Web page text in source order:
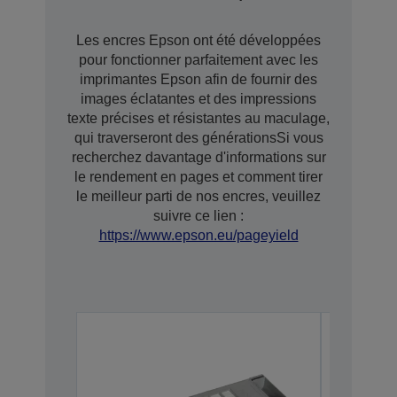
Les encres Epson ont été développées
pour fonctionner parfaitement avec les
imprimantes Epson afin de fournir des
images éclatantes et des impressions
texte précises et résistantes au maculage,
qui traverseront des générationsSi vous
recherchez davantage d'informations sur
le rendement en pages et comment tirer
le meilleur parti de nos encres, veuillez
suivre ce lien :
https://www.epson.eu/pageyield